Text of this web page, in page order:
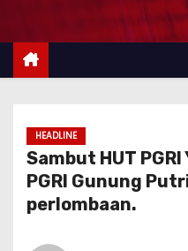
HEADLINE
Sambut HUT PGRI
PGRI Gunung
perlombaan.